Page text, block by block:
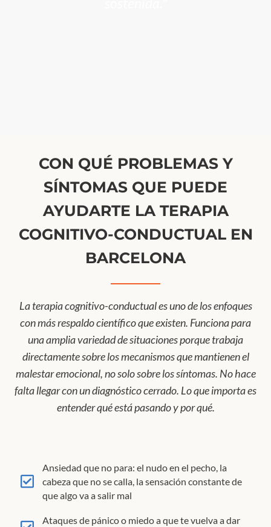
CON QUÉ PROBLEMAS Y
SÍNTOMAS QUE PUEDE
AYUDARTE LA TERAPIA
COGNITIVO-CONDUCTUAL EN
BARCELONA
La terapia cognitivo-conductual es uno de los enfoques
con más respaldo científico que existen. Funciona para
una amplia variedad de situaciones porque trabaja
directamente sobre los mecanismos que mantienen el
malestar emocional, no solo sobre los síntomas. No hace
falta llegar con un diagnóstico cerrado. Lo que importa es
entender qué está pasando y por qué.
Ansiedad que no para: el nudo en el pecho, la
cabeza que no se calla, la sensación constante de
que algo va a salir mal
Ataques de pánico o miedo a que te vuelva a dar